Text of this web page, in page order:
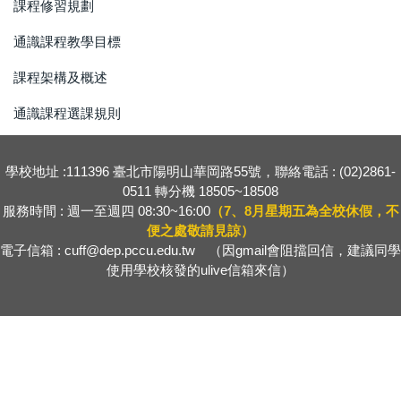
課程修習規劃
通識課程教學目標
課程架構及概述
通識課程選課規則
學校地址 :111396 臺北市陽明山華岡路55號，聯絡電話 : (02)2861-
0511 轉分機 18505~18508
服務時間 : 週一至週四 08:30~16:00（7、8月星期五為全校休假，不
便之處敬請見諒）
電子信箱 : cuff@dep.pccu.edu.tw （因gmail會阻擋回信，建議同學
使用學校核發的ulive信箱來信）